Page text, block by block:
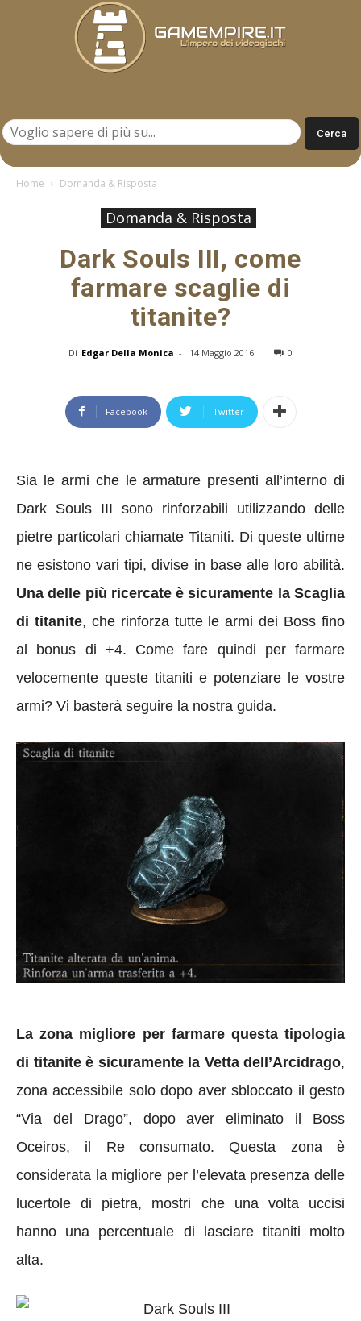
Home Domanda & Risposta
Domanda & Risposta
Dark Souls III, come
farmare scaglie di
titanite?
Di Edgar Della Monica - 14 Maggio 2016 0
Facebook Twitter
Sia le armi che le armature presenti all’interno di
Dark Souls III sono rinforzabili utilizzando delle
pietre particolari chiamate Titaniti. Di queste ultime
ne esistono vari tipi, divise in base alle loro abilità.
Una delle più ricercate è sicuramente la Scaglia
di titanite, che rinforza tutte le armi dei Boss fino
al bonus di +4. Come fare quindi per farmare
velocemente queste titaniti e potenziare le vostre
armi? Vi basterà seguire la nostra guida.
La zona migliore per farmare questa tipologia
di titanite è sicuramente la Vetta dell’Arcidrago,
zona accessibile solo dopo aver sbloccato il gesto
“Via del Drago”, dopo aver eliminato il Boss
Oceiros, il Re consumato. Questa zona è
considerata la migliore per l’elevata presenza delle
lucertole di pietra, mostri che una volta uccisi
hanno una percentuale di lasciare titaniti molto
alta.